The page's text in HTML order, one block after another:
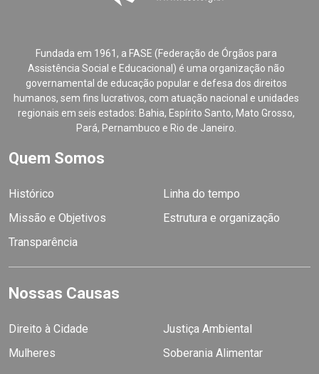
Fundada em 1961, a FASE (Federação de Órgãos para
Assistência Social e Educacional) é uma organização não
governamental de educação popular e defesa dos direitos
humanos, sem fins lucrativos, com atuação nacional e unidades
regionais em seis estados: Bahia, Espírito Santo, Mato Grosso,
Pará, Pernambuco e Rio de Janeiro.
Quem Somos
Histórico
Linha do tempo
Missão e Objetivos
Estrutura e organização
Transparência
Nossas Causas
Direito à Cidade
Justiça Ambiental
Mulheres
Soberania Alimentar